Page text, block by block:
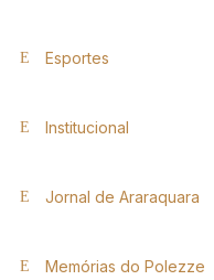
Esportes
Institucional
Jornal de Araraquara
Memórias do Polezze